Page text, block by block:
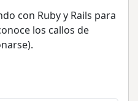
con Ruby y Rails para
los callos de